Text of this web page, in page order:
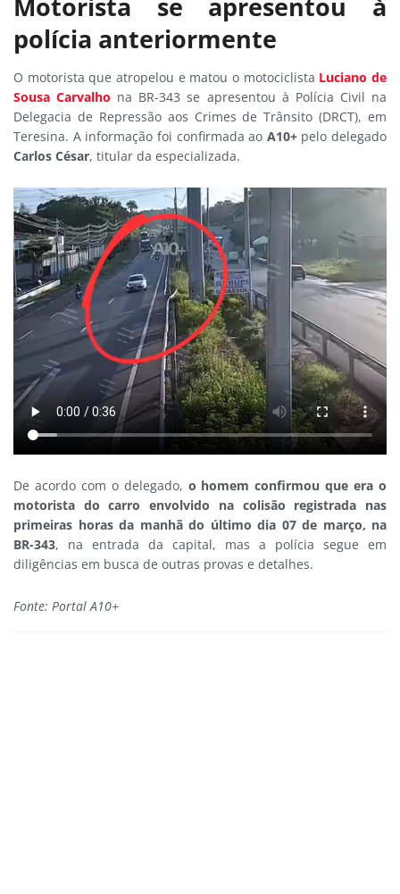
Motorista se apresentou à
polícia anteriormente
O motorista que atropelou e matou o motociclista Luciano de
Sousa Carvalho na BR-343 se apresentou à Polícia Civil na
Delegacia de Repressão aos Crimes de Trânsito (DRCT), em
Teresina. A informação foi confirmada ao A10+pelo delegado
Carlos César, titular da especializada.
De acordo com o delegado, o homemconfirmou que era o
motorista do carro envolvido na colisão registrada nas
primeiras horas da manhã do último dia 07 de março, na
BR-343, na entrada da capital, mas a polícia segue em
diligências em busca de outras provas e detalhes.
Fonte: Portal A10+